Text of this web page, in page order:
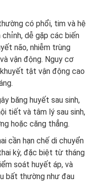
có phổi, tim và hệ
dễ gặp các biến
não, nhiễm trùng
vận động. Nguy cơ
tật vận động cao
băng huyết sau sinh,
tiết và tâm lý sau sinh,
hoặc căng thẳng.
cần hạn chế di chuyển
kỳ, đặc biệt từ tháng
soát huyết áp, và
bất thường như đau